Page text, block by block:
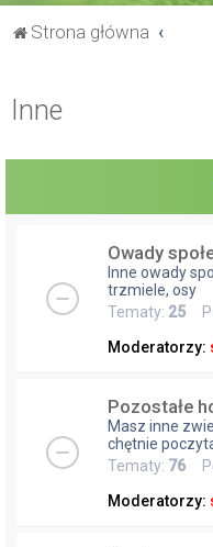
Strona główna
Inne
Owady
Inne owady
trzmiele, osy
Tematy: 25
Moderatorzy:
Pozostałe
Masz inne
chętnie
Tematy: 76
Moderatorzy: